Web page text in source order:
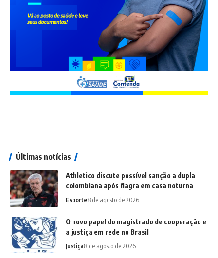
Últimas notícias
Athletico discute possível sanção a dupla
colombiana após flagra em casa noturna
Esporte8 de agosto de 2026
O novo papel do magistrado de cooperação e
a justiça em rede no Brasil
Justiça8 de agosto de 2026